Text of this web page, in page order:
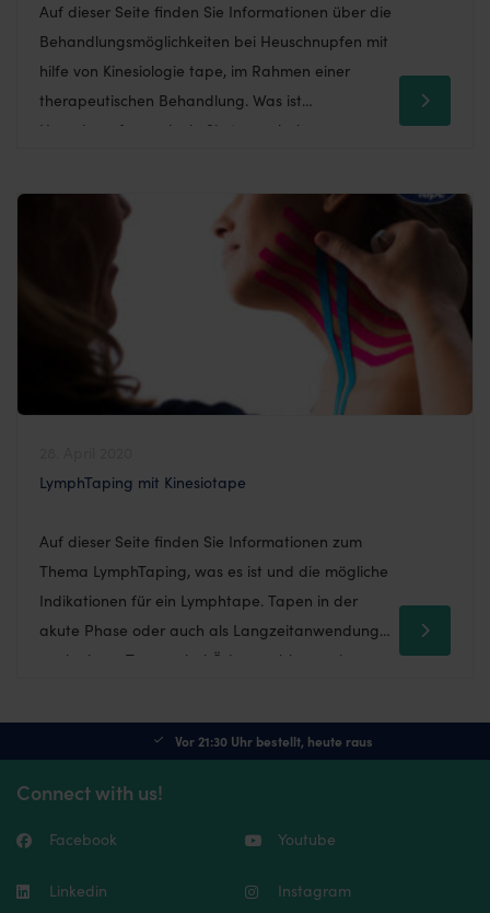
Auf dieser Seite finden Sie Informationen über die
Behandlungsmöglichkeiten bei Heuschnupfen mit
hilfe von Kinesiologie tape, im Rahmen einer
therapeutischen Behandlung. Was ist
Heuschnupfen und wie Sie tapen bei
Artikel. Hier finden Sie auch ein Video, das Ihnen
Schritt für Schritt zeigt, wie das tape richtig
angewendet wird. Ungefähr 20 […]
LymphTaping mit Kinesiotape
Auf dieser Seite finden Sie Informationen zum
Thema LymphTaping, was es ist und die mögliche
Indikationen für ein Lymphtape. Tapen in der
akute Phase oder auch als Langzeitanwendung
nach einem Trauma bei Ödemproblemen, in
Fragen. Was ist ein Lymphödem? Lymphe ist eine
klare Flüssigkeit, die in einem […]Vor 21:30 Uhr bestellt, heute raus
Connect with us!
Facebook Youtube
Linkedin Instagram